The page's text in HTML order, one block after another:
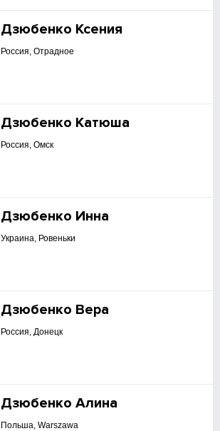
Дзюбенко Ксения
Россия, Отрадное
Дзюбенко Катюша
Россия, Омск
Дзюбенко Инна
Украина, Ровеньки
Дзюбенко Вера
Россия, Донецк
Дзюбенко Алина
Польша, Warszawa